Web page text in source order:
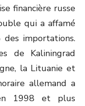
financière russe
qui a affamé
importations.
de Kaliningrad
la Lituanie et
allemand a
1998 et plus